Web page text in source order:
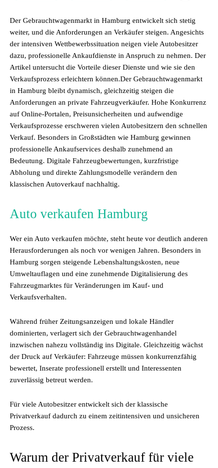
Der Gebrauchtwagenmarkt in Hamburg entwickelt sich stetig
weiter, und die Anforderungen an Verkäufer steigen. Angesichts
der intensiven Wettbewerbssituation neigen viele Autobesitzer
dazu, professionelle Ankaufdienste in Anspruch zu nehmen. Der
Artikel untersucht die Vorteile dieser Dienste und wie sie den
Verkaufsprozess erleichtern können.Der Gebrauchtwagenmarkt
in Hamburg bleibt dynamisch, gleichzeitig steigen die
Anforderungen an private Fahrzeugverkäufer. Hohe Konkurrenz
auf Online-Portalen, Preisunsicherheiten und aufwendige
Verkaufsprozesse erschweren vielen Autobesitzern den schnellen
Verkauf. Besonders in Großstädten wie Hamburg gewinnen
professionelle Ankaufservices deshalb zunehmend an
Bedeutung. Digitale Fahrzeugbewertungen, kurzfristige
Abholung und direkte Zahlungsmodelle verändern den
klassischen Autoverkauf nachhaltig.
Auto verkaufen Hamburg
Wer ein Auto verkaufen möchte, steht heute vor deutlich anderen
Herausforderungen als noch vor wenigen Jahren. Besonders in
Hamburg sorgen steigende Lebenshaltungskosten, neue
Umweltauflagen und eine zunehmende Digitalisierung des
Fahrzeugmarktes für Veränderungen im Kauf- und
Verkaufsverhalten.
Während früher Zeitungsanzeigen und lokale Händler
dominierten, verlagert sich der Gebrauchtwagenhandel
inzwischen nahezu vollständig ins Digitale. Gleichzeitig wächst
der Druck auf Verkäufer: Fahrzeuge müssen konkurrenzfähig
bewertet, Inserate professionell erstellt und Interessenten
zuverlässig betreut werden.
Für viele Autobesitzer entwickelt sich der klassische
Privatverkauf dadurch zu einem zeitintensiven und unsicheren
Prozess.
Warum der Privatverkauf für viele